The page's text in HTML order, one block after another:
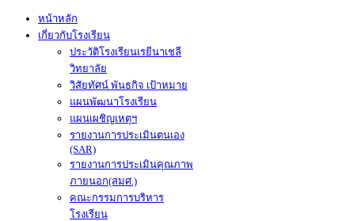
หน้าหลัก
เกี่ยวกับโรงเรียน
ประวัติโรงเรียนเรยีนาเชลี
วิทยาลัย
วิสัยทัศน์ พันธกิจ เป้าหมาย
แผนพัฒนาโรงเรียน
แผนเผชิญเหตุฯ
รายงานการประเมินตนเอง
(SAR)
รายงานการประเมินคุณภาพ
ภายนอก(สมศ.)
คณะกรรมการบริหาร
โรงเรียน